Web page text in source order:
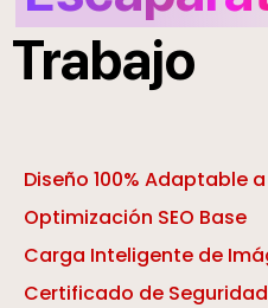
Trabajo
Diseño 100% Adaptable
Optimización SEO Base
Carga Inteligente de
Certificado de Seguridad